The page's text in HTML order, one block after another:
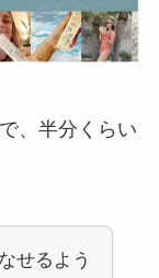
、半分くらい
せるよう